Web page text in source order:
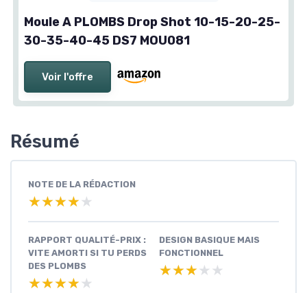
Moule A PLOMBS Drop Shot 10-15-20-25-
30-35-40-45 DS7 MOU081
Voir l'offre
Résumé
NOTE DE LA RÉDACTION
★★★★★
★★★★★
RAPPORT QUALITÉ-PRIX :
VITE AMORTI SI TU PERDS
DES PLOMBS
★★★★★
★★★★★
DESIGN BASIQUE MAIS
FONCTIONNEL
★★★★★
★★★★★